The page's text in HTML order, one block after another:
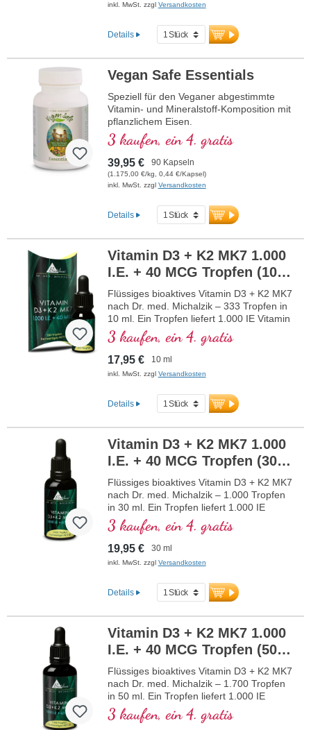
inkl. MwSt. zzgl Versandkosten
Details
Vegan Safe Essentials
Speziell für den Veganer abgestimmte
Vitamin- und Mineralstoff-Komposition mit
pflanzlichem Eisen.
3 kaufen, ein 4. gratis
39,95 € 90 Kapseln
(1.175,00 €/kg, 0,44 €/Kapsel)
inkl. MwSt. zzgl Versandkosten
Details
Vitamin D3 + K2 MK7 1.000
I.E. + 40 MCG Tropfen (10
ml)NEU
Flüssiges bioaktives Vitamin D3 + K2 MK7
nach Dr. med. Michalzik – 333 Tropfen in
10 ml. Ein Tropfen liefert 1.000 IE Vitamin
D3 und 40 μg K2 (MK7 all-trans). Höchste
Premiumqualität aus hochwertigem
vegetarischen Spezialrohstoff in optimaler
Kombination mit besonders bioaktiver all-
trans K2 Form. Gelöst in schützendem,
pestizidfrei angebautem Kokos-MCT-Öl
zur besseren Bioverfügbarkeit. Diese
Erhalt normaler Knochen, trägt zu einer
normalen Muskelfunktion sowie zur
normalen Funktion des Immunsystems
bei. Hergestellt in Deutschland ohne
Gentechnik in eigener kontrollierter, seit
25 Jahren bestehender Produktion,
vegetarisch ohne Zusätze und
laborgeprüft. Von Ärzten entwickelt.
mehr Informationen zu Vitamin D3 +
K2
3 kaufen, ein 4. gratis
17,95 € 10 ml
inkl. MwSt. zzgl Versandkosten
Details
Vitamin D3 + K2 MK7 1.000
I.E. + 40 MCG Tropfen (30
ml)NEU
Flüssiges bioaktives Vitamin D3 + K2 MK7
nach Dr. med. Michalzik – 1.000 Tropfen
in 30 ml. Ein Tropfen liefert 1.000 IE
Vitamin D3 und 40 μg K2 (MK7 all-trans).
Höchste Premiumqualität aus
hochwertigem vegetarischen
Spezialrohstoff in optimaler Kombination
mit besonders bioaktiver all-trans K2
Form. Gelöst in schützendem, pestizidfrei
angebautem Kokos-MCT Öl zur besseren
Kombination unterstützt den Erhalt
normaler Knochen, trägt zu einer
normalen Muskelfunktion sowie zur
normalen Funktion des Immunsystems
bei. Hergestellt in Deutschland ohne
Gentechnik in eigener kontrollierter, seit
25 Jahren bestehender Produktion,
vegetarisch ohne Zusätze und
laborgeprüft. Von Ärzten entwickelt.
3 kaufen, ein 4. gratis
19,95 € 30 ml
inkl. MwSt. zzgl Versandkosten
Details
Vitamin D3 + K2 MK7 1.000
I.E. + 40 MCG Tropfen (50
ml)NEU
Flüssiges bioaktives Vitamin D3 + K2 MK7
nach Dr. med. Michalzik – 1.700 Tropfen
in 50 ml. Ein Tropfen liefert 1.000 IE
Vitamin D3 und 40 μg K2 (MK7 all-trans).
Höchste Premiumqualität aus
3 kaufen, ein 4. gratis